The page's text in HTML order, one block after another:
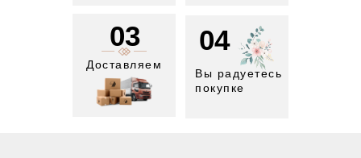
03
Доставляем
04
Вы радуетесь
покупке